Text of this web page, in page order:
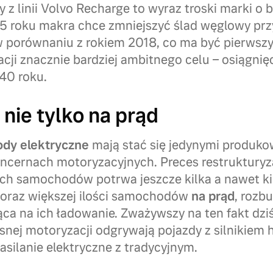
z linii Volvo Recharge to wyraz troski marki o
roku makra chce zmniejszyć ślad węglowy
porównaniu z rokiem 2018, co ma być
znacznie bardziej ambitnego celu –
roku.
tylko na prąd
elektryczne mają stać się jedynymi
motoryzacyjnych. Preces
samochodów potrwa jeszcze kilka a nawet
większej ilości samochodów na prąd,
na ich ładowanie. Zważywszy na ten fakt
motoryzacji odgrywają pojazdy z silnikiem
elektryczne z tradycyjnym.